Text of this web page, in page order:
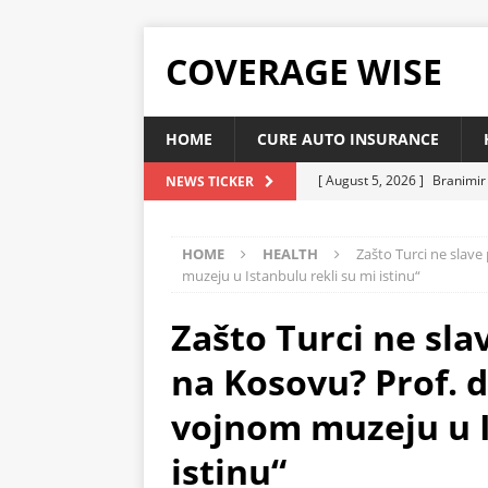
COVERAGE WISE
HOME CURE AUTO INSURANCE
NEWS TICKER [ August 5, 2026 ] Branimir
[ August 5, 2026 ] ZA OVU
[ August 5, 2026 ]
HEALTH
Ovo je
snižava holesterol
HOME HEALTH
Zašto Turci ne
muzeju u Istanbulu rekli su mi istinu“
Zašto Turci ne
na Kosovu? Prof.
vojnom muzeju
istinu“